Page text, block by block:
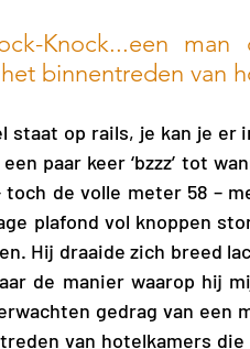
Knock...een
binnentreden van
staat op rails, je kan je er
paar keer ‘bzzz’ tot
toch de volle meter 58 –
plafond vol knoppen
Hij draaide zich breed
de manier waarop hij
gedrag van een